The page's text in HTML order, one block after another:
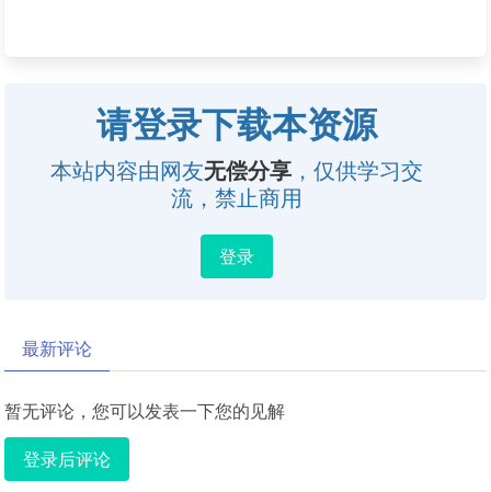
请登录下载本资源
本站内容由网友无偿分享 ，仅供学习交
流，禁止商用
登录
最新评论
暂无评论，您可以发表一下您的见解
登录后评论